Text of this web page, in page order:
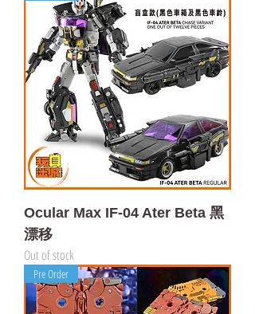
Ocular Max IF-04 Ater Beta 黑
漂移
Out of stock
Pre Order